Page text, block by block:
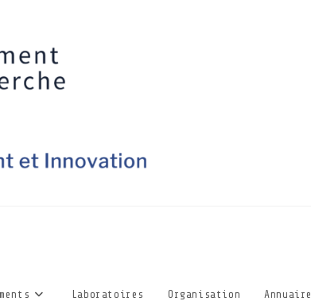
Laboratoires Organisation Annuaire